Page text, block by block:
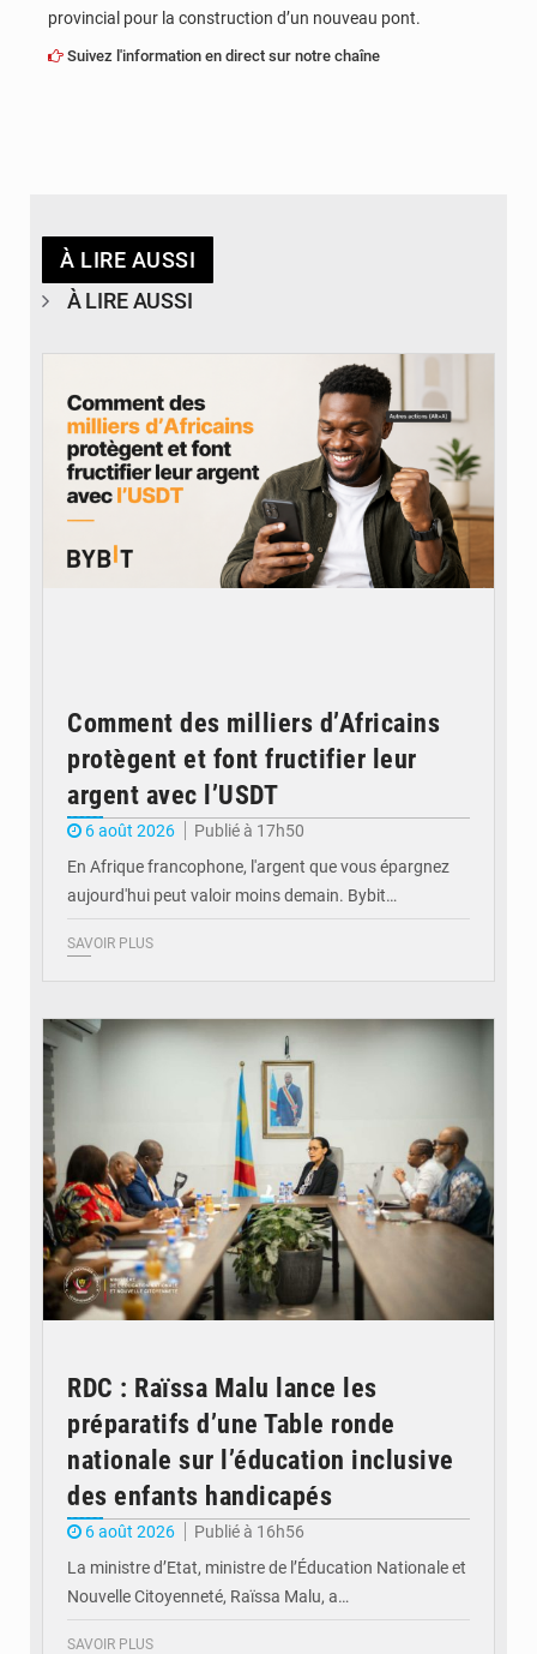
provincial pour la construction d’un nouveau pont.
Suivez l'information en direct sur notre chaîne
À LIRE AUSSI
À LIRE AUSSI
Comment des milliers d’Africains
protègent et font fructifier leur
argent avec l’USDT
6 août 2026
Publié à 17h50
En Afrique francophone, l'argent que vous épargnez
aujourd'hui peut valoir moins demain. Bybit…
SAVOIR PLUS
RDC : Raïssa Malu lance les
préparatifs d’une Table ronde
nationale sur l’éducation inclusive
des enfants handicapés
6 août 2026
Publié à 16h56
La ministre d’Etat, ministre de l’Éducation Nationale et
Nouvelle Citoyenneté, Raïssa Malu, a…
SAVOIR PLUS